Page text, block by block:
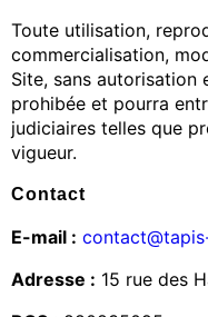
Toute utilisation,
commercialisation,
Site, sans autorisation
prohibée et pourra
judiciaires telles que
vigueur.
Contact
E-mail :
Adresse : 15 rue des